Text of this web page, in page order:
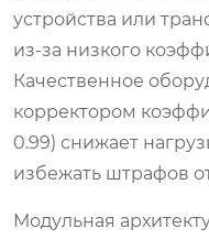
устройства или
из-за низкого
Качественное
корректором
0.99) снижает
избежать штрафов
Модульная